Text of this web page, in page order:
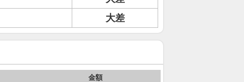
大差
金額